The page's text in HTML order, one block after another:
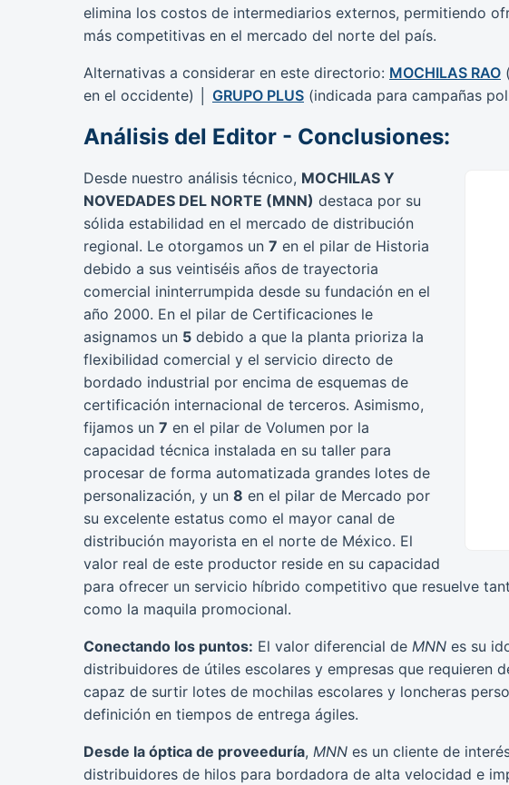
elimina los costos de intermediarios externos, permitiendo
más competitivas en el mercado del norte del país.
Alternativas a considerar en este directorio: MOCHILAS RAO
en el occidente) │ GRUPO PLUS (indicada para campañas
Análisis del Editor - Conclusiones:
Desde nuestro análisis técnico, MOCHILAS Y
NOVEDADES DEL NORTE (MNN) destaca por su
sólida estabilidad en el mercado de distribución
regional. Le otorgamos un 7 en el pilar de Historia
debido a sus veintiséis años de trayectoria
comercial ininterrumpida desde su fundación en el
año 2000. En el pilar de Certificaciones le
asignamos un 5 debido a que la planta prioriza la
flexibilidad comercial y el servicio directo de
bordado industrial por encima de esquemas de
certificación internacional de terceros. Asimismo,
fijamos un 7 en el pilar de Volumen por la
capacidad técnica instalada en su taller para
procesar de forma automatizada grandes lotes de
personalización, y un 8 en el pilar de Mercado por
su excelente estatus como el mayor canal de
distribución mayorista en el norte de México. El
valor real de este productor reside en su capacidad
para ofrecer un servicio híbrido competitivo que resuelve
como la maquila promocional.
Conectando los puntos: El valor diferencial de MNN es su
distribuidores de útiles escolares y empresas que requieren
capaz de surtir lotes de mochilas escolares y loncheras
definición en tiempos de entrega ágiles.
Desde la óptica de proveeduría, MNN es un cliente de
distribuidores de hilos para bordadora de alta velocidad e